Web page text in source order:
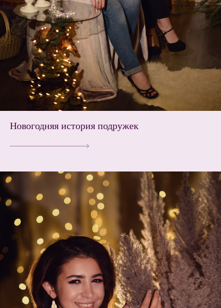
Новогодняя история подружек